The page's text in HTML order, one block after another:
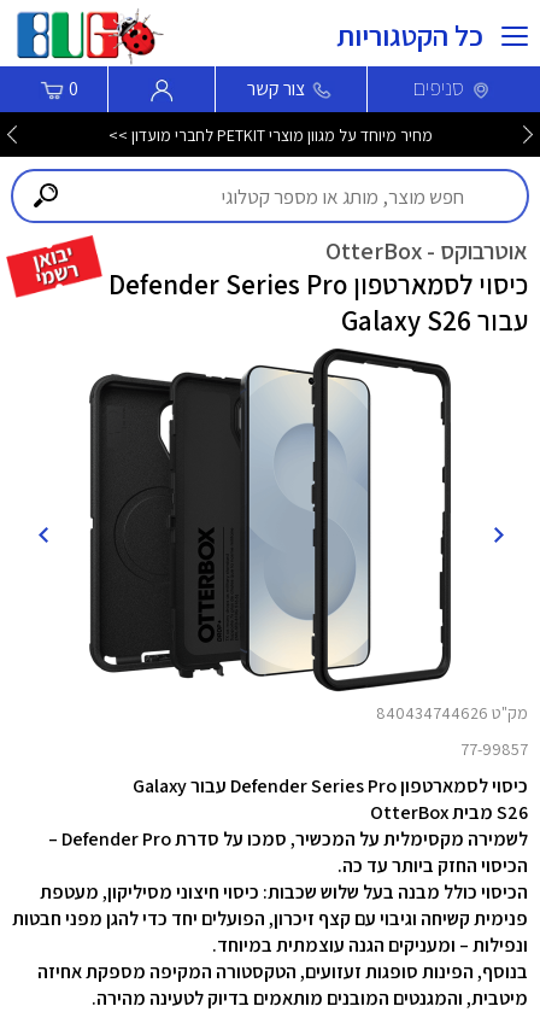
כל הקטגוריות
סניפים צור קשר 0
מחיר מיוחד על מגוון מוצרי PETKIT לחברי מועדון >>
אוטרבוקס - OtterBox
כיסוי לסמארטפון Defender Series Pro
עבור Galaxy S26
מק"ט 840434744626
77-99857
כיסוי לסמארטפון Defender Series Pro עבור Galaxy
S26 מבית OtterBox
לשמירה מקסימלית על המכשיר, סמכו על סדרת Defender Pro –
הכיסוי החזק ביותר עד כה.
הכיסוי כולל מבנה בעל שלוש שכבות: כיסוי חיצוני מסיליקון, מעטפת
פנימית קשיחה וגיבוי עם קצף זיכרון, הפועלים יחד כדי להגן מפני חבטות
ונפילות – ומעניקים הגנה עוצמתית במיוחד.
בנוסף, הפינות סופגות זעזועים, הטקסטורה המקיפה מספקת אחיזה
מיטבית, והמגנטים המובנים מותאמים בדיוק לטעינה מהירה.